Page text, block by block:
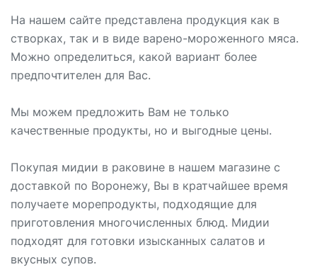
На нашем сайте представлена продукция как в
створках, так и в виде варено-мороженного мяса.
Можно определиться, какой вариант более
предпочтителен для Вас.
Мы можем предложить Вам не только
качественные продукты, но и выгодные цены.
Покупая мидии в раковине в нашем магазине с
доставкой по Воронежу, Вы в кратчайшее время
получаете морепродукты, подходящие для
приготовления многочисленных блюд. Мидии
подходят для готовки изысканных салатов и
вкусных супов.